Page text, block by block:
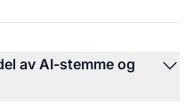
av AI-stemme og